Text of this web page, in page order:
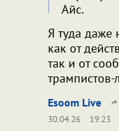
Айс.
Я туда даже
как от
так и от
Esoom Live
30.04.26
19:23